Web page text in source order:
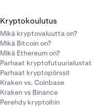
Kryptokoulutus
Mikä kryptovaluutta on?
Mikä Bitcoin on?
Mikä Ethereum on?
Parhaat kryptofutuurialustat
Parhaat kryptopörssit
Kraken vs. Coinbase
Kraken vs Binance
Perehdy kryptoihin